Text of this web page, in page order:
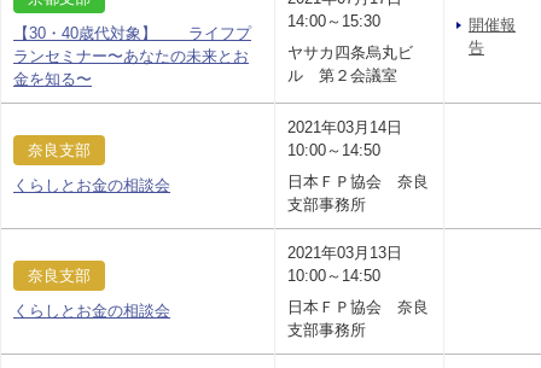
【30・40歳代対象】 ライフプ
ランセミナー〜あなたの未来とお
金を知る〜
14:00～15:30
ヤサカ四条烏丸ビ
ル 第２会議室
開催報
告
奈良支部
くらしとお金の相談会
2021年03月14日
10:00～14:50
日本ＦＰ協会 奈良
支部事務所
奈良支部
くらしとお金の相談会
2021年03月13日
10:00～14:50
日本ＦＰ協会 奈良
支部事務所